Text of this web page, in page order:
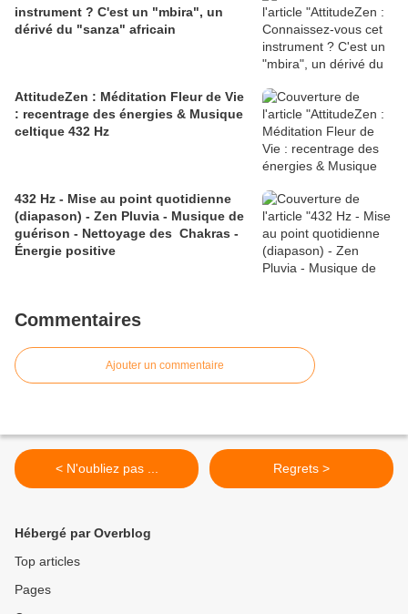
instrument ? C'est un "mbira", un
dérivé du "sanza" africain
AttitudeZen : Méditation Fleur de Vie
: recentrage des énergies & Musique
celtique 432 Hz
432 Hz - Mise au point quotidienne
(diapason) - Zen Pluvia - Musique de
guérison - Nettoyage des Chakras -
Énergie positive
Commentaires
Ajouter un commentaire
< N'oubliez pas ... Regrets >
Hébergé par Overblog
Top articles
Pages